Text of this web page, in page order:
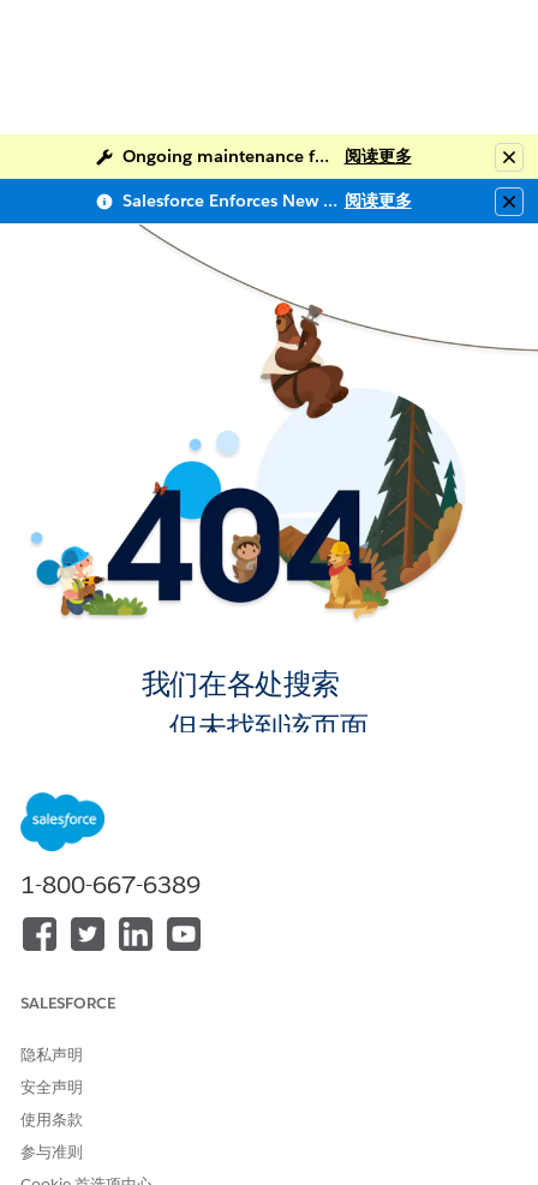
Ongoing maintenance for Salesforce Help 阅读更多
Salesforce Enforces New Security Requirements in Summer 2026 阅读更多
我们在各处搜索
，但未找到该页面。
1-800-667-6389
SALESFORCE
隐私声明
安全声明
使用条款
参与准则